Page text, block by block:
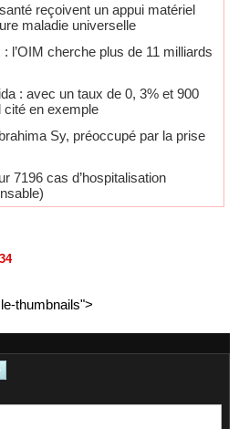
reçoivent un appui matériel
maladie universelle
l’OIM cherche plus de 11 milliards
: avec un taux de 0, 3% et 900
cité en exemple
Sy, préoccupé par la prise
7196 cas d’hospitalisation
thumbnails">